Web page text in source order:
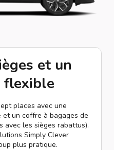
et un
flexible
places avec une
et un coffre à bagages de
avec les sièges rabattus).
Simply Clever
plus pratique.